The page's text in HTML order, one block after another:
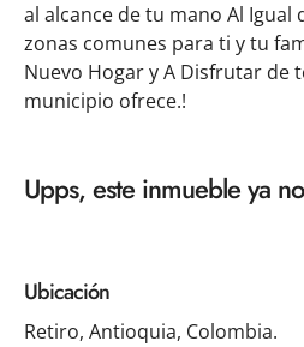
al alcance de tu mano Al Igual
zonas comunes para ti y tu
Nuevo Hogar y A Disfrutar de
municipio ofrece.!
Upps, este inmueble ya
Ubicación
Retiro, Antioquia, Colombia.